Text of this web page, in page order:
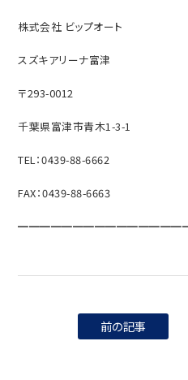
株式会社 ビップオート
スズキアリーナ富津
〒293-0012
千葉県富津市青木1-3-1
TEL：0439-88-6662
FAX：0439-88-6663
前の記事